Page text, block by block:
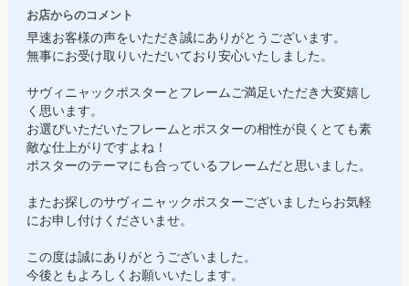
お店からのコメント
早速お客様の声をいただき誠にありがとうございます。
無事にお受け取りいただいており安心いたしました。
サヴィニャックポスターとフレームご満足いただき大変嬉し
く思います。
お選びいただいたフレームとポスターの相性が良くとても素
敵な仕上がりですよね！
ポスターのテーマにも合っているフレームだと思いました。
またお探しのサヴィニャックポスターございましたらお気軽
にお申し付けくださいませ。
この度は誠にありがとうございました。
今後ともよろしくお願いいたします。